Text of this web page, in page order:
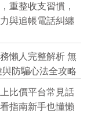
重整收支習慣，
與追帳電話糾纏
懶人完整解析 無
防騙心法全攻略
比價平台常見話
指南新手也懂懶